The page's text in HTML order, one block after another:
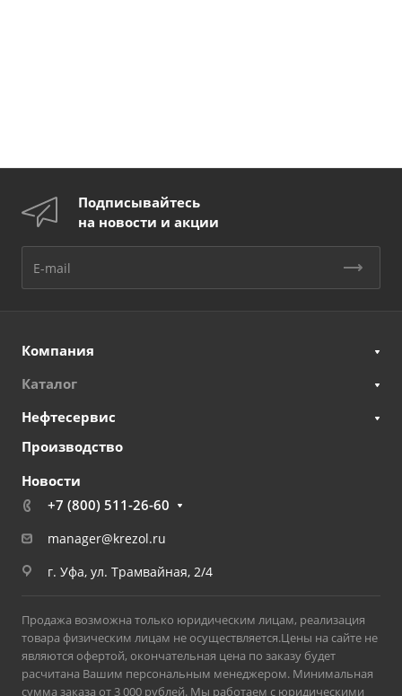
Подписывайтесь
на новости и акции
Компания
Каталог
Нефтесервис
Производство
Новости
+7 (800) 511-26-60
manager@krezol.ru
г. Уфа, ул. Трамвайная, 2/4
Продажа возможна только юридическим лицам, реализация
товара физическим лицам не осуществляется.Цены на сайте не
являются офертой, окончательная цена по заказу будет
расчитана Вашим персональным менеджером. Минимальная
сумма заказа от 3 000 рублей. Мы работаем с юридическими